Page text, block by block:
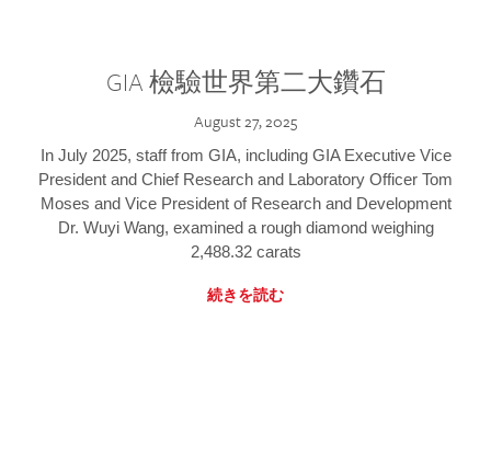
GIA 檢驗世界第二大鑽石
August 27, 2025
In July 2025, staff from GIA, including GIA Executive Vice
President and Chief Research and Laboratory Officer Tom
Moses and Vice President of Research and Development
Dr. Wuyi Wang, examined a rough diamond weighing
2,488.32 carats
続きを読む